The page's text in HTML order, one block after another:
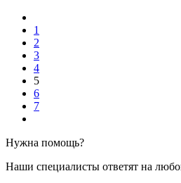
1
2
3
4
5
6
7
Нужна помощь?
Наши специалисты ответят на